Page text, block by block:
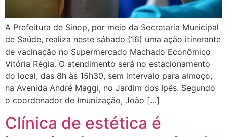
A Prefeitura de Sinop, por meio da Secretaria Municipal
de Saúde, realiza neste sábado (16) uma ação itinerante
de vacinação no Supermercado Machado Econômico
Vitória Régia. O atendimento será no estacionamento
do local, das 8h às 15h30, sem intervalo para almoço,
na Avenida André Maggi, no Jardim dos Ipês. Segundo
o coordenador de Imunização, João […]
Clínica de estética é